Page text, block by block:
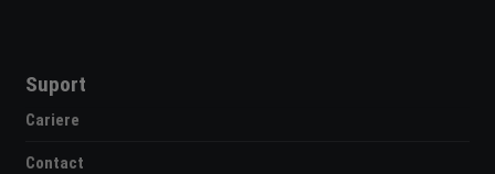
Suport
Cariere
Contact